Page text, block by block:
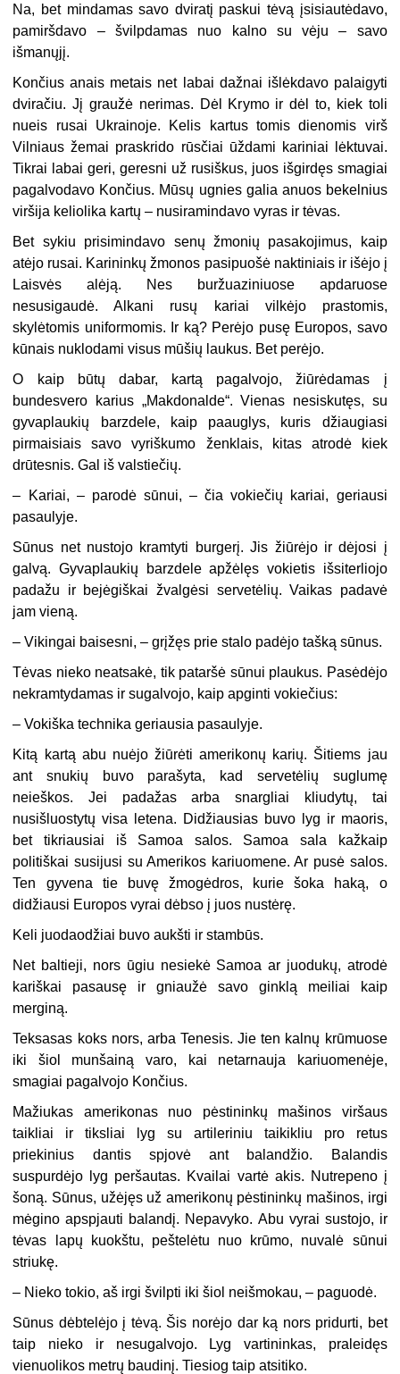
Na, bet mindamas savo dviratį paskui tėvą įsisiautėdavo,
pamiršdavo – švilpdamas nuo kalno su vėju – savo
išmanųjį.
Končius anais metais net labai dažnai išlėkdavo palaigyti
dviračiu. Jį graužė nerimas. Dėl Krymo ir dėl to, kiek toli
nueis rusai Ukrainoje. Kelis kartus tomis dienomis virš
Vilniaus žemai praskrido rūsčiai ūždami kariniai lėktuvai.
Tikrai labai geri, geresni už rusiškus, juos išgirdęs smagiai
pagalvodavo Končius. Mūsų ugnies galia anuos bekelnius
viršija keliolika kartų – nusiramindavo vyras ir tėvas.
Bet sykiu prisimindavo senų žmonių pasakojimus, kaip
atėjo rusai. Karininkų žmonos pasipuošė naktiniais ir išėjo į
Laisvės alėją. Nes buržuaziniuose apdaruose
nesusigaudė. Alkani rusų kariai vilkėjo prastomis,
skylėtomis uniformomis. Ir ką? Perėjo pusę Europos, savo
kūnais nuklodami visus mūšių laukus. Bet perėjo.
O kaip būtų dabar, kartą pagalvojo, žiūrėdamas į
bundesvero karius „Makdonalde“. Vienas nesiskutęs, su
gyvaplaukių barzdele, kaip paauglys, kuris džiaugiasi
pirmaisiais savo vyriškumo ženklais, kitas atrodė kiek
drūtesnis. Gal iš valstiečių.
– Kariai, – parodė sūnui, – čia vokiečių kariai, geriausi
pasaulyje.
Sūnus net nustojo kramtyti burgerį. Jis žiūrėjo ir dėjosi į
galvą. Gyvaplaukių barzdele apžėlęs vokietis išsiterliojo
padažu ir bejėgiškai žvalgėsi servetėlių. Vaikas padavė
jam vieną.
– Vikingai baisesni, – grįžęs prie stalo padėjo tašką sūnus.
Tėvas nieko neatsakė, tik pataršė sūnui plaukus. Pasėdėjo
nekramtydamas ir sugalvojo, kaip apginti vokiečius:
– Vokiška technika geriausia pasaulyje.
Kitą kartą abu nuėjo žiūrėti amerikonų karių. Šitiems jau
ant snukių buvo parašyta, kad servetėlių suglumę
neieškos. Jei padažas arba snargliai kliudytų, tai
nusišluostytų visa letena. Didžiausias buvo lyg ir maoris,
bet tikriausiai iš Samoa salos. Samoa sala kažkaip
politiškai susijusi su Amerikos kariuomene. Ar pusė salos.
Ten gyvena tie buvę žmogėdros, kurie šoka haką, o
didžiausi Europos vyrai dėbso į juos nustėrę.
Keli juodaodžiai buvo aukšti ir stambūs.
Net baltieji, nors ūgiu nesiekė Samoa ar juodukų, atrodė
kariškai pasausę ir gniaužė savo ginklą meiliai kaip
merginą.
Teksasas koks nors, arba Tenesis. Jie ten kalnų krūmuose
iki šiol munšainą varo, kai netarnauja kariuomenėje,
smagiai pagalvojo Končius.
Mažiukas amerikonas nuo pėstininkų mašinos viršaus
taikliai ir tiksliai lyg su artileriniu taikikliu pro retus
priekinius dantis spjovė ant balandžio. Balandis
suspurdėjo lyg peršautas. Kvailai vartė akis. Nutrepeno į
šoną. Sūnus, užėjęs už amerikonų pėstininkų mašinos, irgi
mėgino apspjauti balandį. Nepavyko. Abu vyrai sustojo, ir
tėvas lapų kuokštu, peštelėtu nuo krūmo, nuvalė sūnui
striukę.
– Nieko tokio, aš irgi švilpti iki šiol neišmokau, – paguodė.
Sūnus dėbtelėjo į tėvą. Šis norėjo dar ką nors pridurti, bet
taip nieko ir nesugalvojo. Lyg vartininkas, praleidęs
vienuolikos metrų baudinį. Tiesiog taip atsitiko.